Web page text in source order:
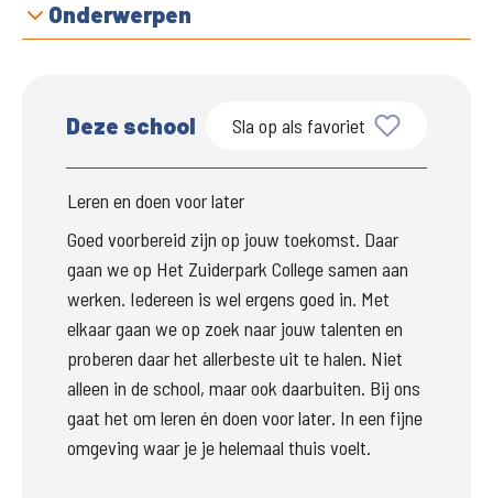
Onderwerpen
Deze school Sla op als favoriet
Leren en doen voor later
Goed voorbereid zijn op jouw toekomst. Daar
gaan we op Het Zuiderpark College samen aan
werken. Iedereen is wel ergens goed in. Met
elkaar gaan we op zoek naar jouw talenten en
proberen daar het allerbeste uit te halen. Niet
alleen in de school, maar ook daarbuiten. Bij ons
gaat het om leren én doen voor later. In een fijne
omgeving waar je je helemaal thuis voelt.